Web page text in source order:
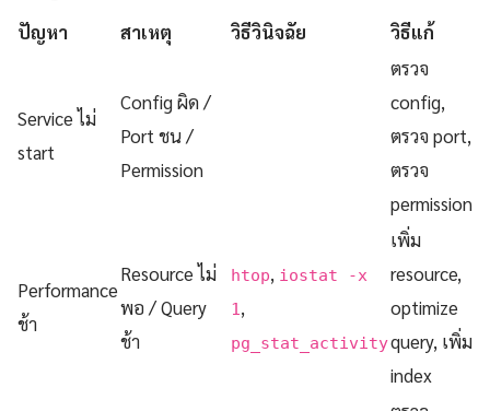
ปัญหา สาเหตุ วิธีวินิจฉัย วิธีแก้
Service ไม่
start
Config ผิด /
Port ชน /
Permission
ตรวจ
config,
ตรวจ port,
ตรวจ
permission
Performance
ช้า
Resource ไม่
พอ / Query
ช้า
htop, iostat -x
1 ,
pg_stat_activity
เพิ่ม
resource,
optimize
query, เพิ่ม
index